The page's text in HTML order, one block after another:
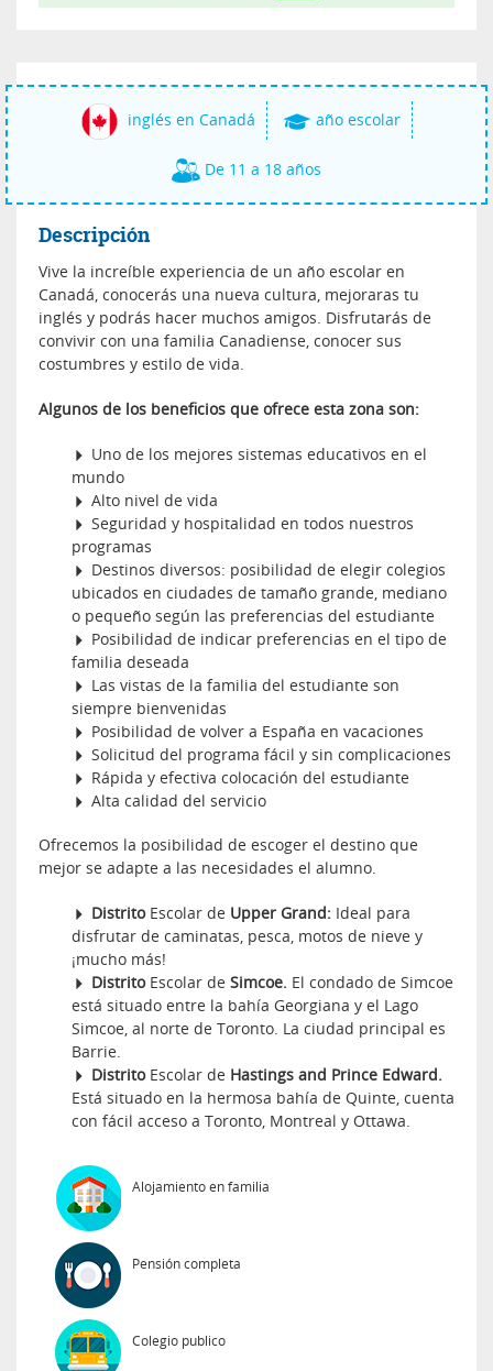
inglés en Canadá año escolar
De 11 a 18 años
Descripción
Vive la increíble experiencia de un año escolar en
Canadá, conocerás una nueva cultura, mejoraras tu
inglés y podrás hacer muchos amigos. Disfrutarás de
convivir con una familia Canadiense, conocer sus
costumbres y estilo de vida.
Algunos de los beneficios que ofrece esta zona son:
Uno de los mejores sistemas educativos en el
mundo
Alto nivel de vida
Seguridad y hospitalidad en todos nuestros
programas
Destinos diversos: posibilidad de elegir colegios
ubicados en ciudades de tamaño grande, mediano
o pequeño según las preferencias del estudiante
Posibilidad de indicar preferencias en el tipo de
familia deseada
Las vistas de la familia del estudiante son
siempre bienvenidas
Posibilidad de volver a España en vacaciones
Solicitud del programa fácil y sin complicaciones
Rápida y efectiva colocación del estudiante
Alta calidad del servicio
Ofrecemos la posibilidad de escoger el destino que
mejor se adapte a las necesidades el alumno.
DistritoEscolar de Upper Grand: Ideal para
disfrutar de caminatas, pesca, motos de nieve y
¡mucho más!
DistritoEscolar de Simcoe. El condado de Simcoe
está situado entre la bahía Georgiana y el Lago
Simcoe, al norte de Toronto. La ciudad principal es
Barrie.
DistritoEscolar de Hastings and Prince Edward.
Está situado en la hermosa bahía de Quinte, cuenta
con fácil acceso a Toronto, Montreal y Ottawa.
Alojamiento en familia
Pensión completa
Colegio publico